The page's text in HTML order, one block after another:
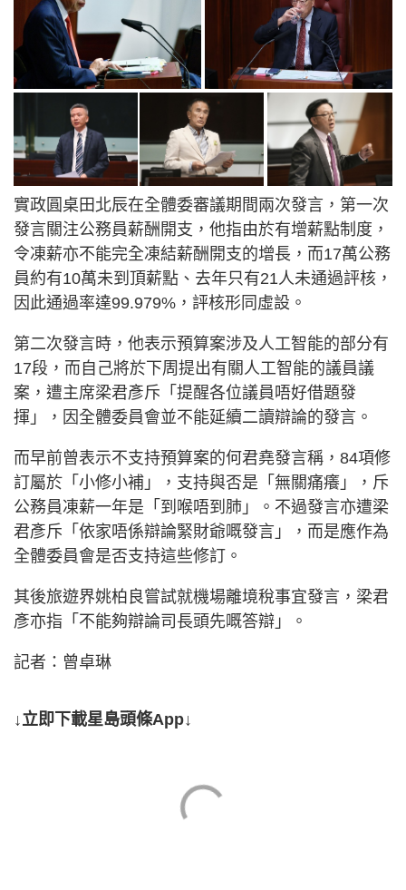
實政圓桌田北辰在全體委審議期間兩次發言，第一次
發言關注公務員薪酬開支，他指由於有增薪點制度，
令凍薪亦不能完全凍結薪酬開支的增長，而17萬公務
員約有10萬未到頂薪點、去年只有21人未通過評核，
因此通過率達99.979%，評核形同虛設。
第二次發言時，他表示預算案涉及人工智能的部分有
17段，而自己將於下周提出有關人工智能的議員議
案，遭主席梁君彥斥「提醒各位議員唔好借題發
揮」，因全體委員會並不能延續二讀辯論的發言。
而早前曾表示不支持預算案的何君堯發言稱，84項修
訂屬於「小修小補」，支持與否是「無關痛癢」，斥
公務員凍薪一年是「到喉唔到肺」。不過發言亦遭梁
君彥斥「依家唔係辯論緊財爺嘅發言」，而是應作為
全體委員會是否支持這些修訂。
其後旅遊界姚柏良嘗試就機場離境稅事宜發言，梁君
彥亦指「不能夠辯論司長頭先嘅答辯」。
記者：曾卓琳
↓立即下載星島頭條App↓